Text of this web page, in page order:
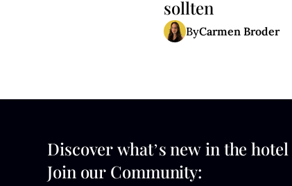
sollten
ByCarmen Broder
Discover what’s new in the
Join our Community: